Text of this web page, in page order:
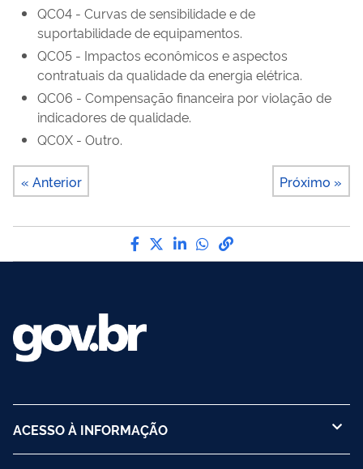
QC04 - Curvas de sensibilidade e de
suportabilidade de equipamentos.
QC05 - Impactos econômicos e aspectos
contratuais da qualidade da energia elétrica.
QC06 - Compensação financeira por violação de
indicadores de qualidade.
QC0X - Outro.
« Anterior Próximo »
Compartilhe por Facebook
Compartilhe por Twitter
Compartilhe por
Compartilhe por
link para Copiar
ACESSO À INFORMAÇÃO